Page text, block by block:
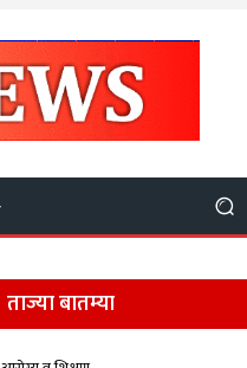
ताज्या बातम्या